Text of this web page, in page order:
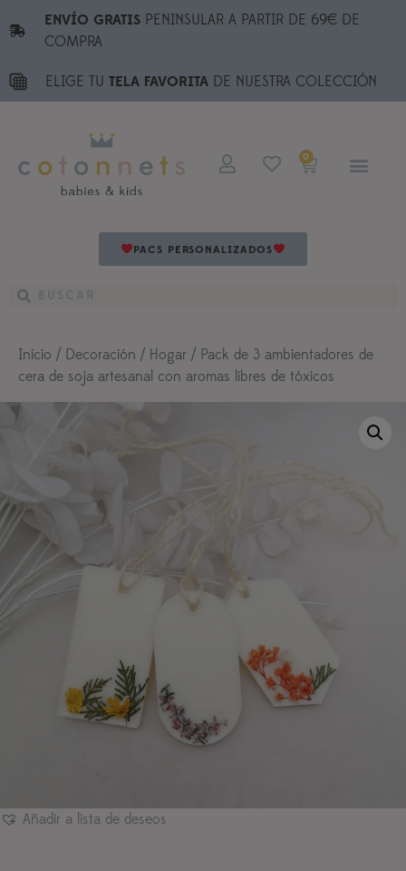
ENVÍO GRATISPENINSULAR A PARTIR DE 69€ DE
COMPRA
ELIGE TU TELA FAVORITA DE NUESTRA COLECCIÓN
0
PACS PERSONALIZADOS
Inicio / Decoración / Hogar / Pack de 3 ambientadores de
cera de soja artesanal con aromas libres de tóxicos
Añadir a lista de deseos